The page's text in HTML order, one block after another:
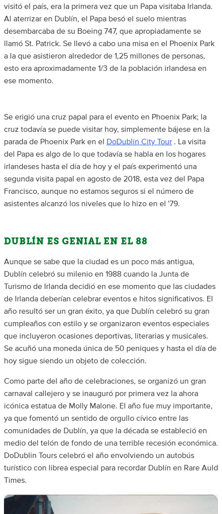
visitó el país, era la primera vez que un Papa visitaba Irlanda.
Al aterrizar en Dublín, el Papa besó el suelo mientras
desembarcaba de su Boeing 747, que apropiadamente se
llamó St. Patrick. Se llevó a cabo una misa en el Phoenix Park
a la que asistieron alrededor de 1,25 millones de personas,
esto era aproximadamente 1/3 de la población irlandesa en
ese momento.
Se erigió una cruz papal para el evento en Phoenix Park; la
cruz todavía se puede visitar hoy, simplemente bájese en la
parada de Phoenix Park en el
DoDublin City Tour . La visita
del Papa es algo de lo que todavía se habla en los hogares
irlandeses hasta el día de hoy y el país experimentó una
segunda visita papal en agosto de 2018, esta vez del Papa
Francisco, aunque no estamos seguros si el número de
asistentes alcanzó los niveles que lo hizo en el '79.
DUBLÍN ES GENIAL EN EL 88
Aunque se sabe que la ciudad es un poco más antigua,
Dublín celebró su milenio en 1988 cuando la Junta de
Turismo de Irlanda decidió en ese momento que las ciudades
de Irlanda deberían celebrar eventos e hitos significativos. El
año resultó ser un gran éxito, ya que Dublín celebró su gran
cumpleaños con estilo y se organizaron eventos especiales
que incluyeron ocasiones deportivas, literarias y musicales.
Se acuñó una moneda única de 50 peniques y hasta el día de
hoy sigue siendo un objeto de colección.
Como parte del año de celebraciones, se organizó un gran
carnaval callejero y se inauguró por primera vez la ahora
icónica estatua de Molly Malone. El año fue muy importante,
ya que fomentó un sentido de orgullo cívico entre las
comunidades de Dublín, ya que la década se estableció en
medio del telón de fondo de una terrible recesión económica.
DoDublin Tours celebró el año envolviendo un autobús
turístico con librea especial para recordar Dublín en Rare Auld
Times.